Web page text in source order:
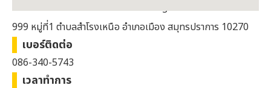
ชั้น 1 โซนธนาคาร หน้าร้านแว่นท็อปเจริญ
999 หมู่ที่1 ตำบลสำโรงเหนือ อำเภอเมือง สมุทรปราการ 10270
เบอร์ติดต่อ
086-340-5743
เวลาทำการ